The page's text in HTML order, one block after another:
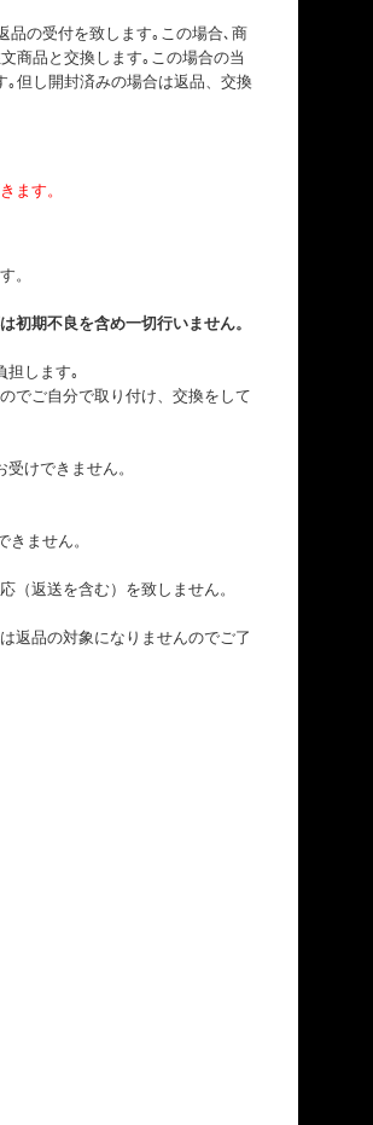
品の受付を致します｡この場合､商
商品と交換します｡この場合の当
但し開封済みの場合は返品、交換
ます。
。
初期不良を含め一切行いません。
担します｡
でご自分で取り付け、交換をして
けできません。
ません。
（返送を含む）を致しません。
返品の対象になりませんのでご了